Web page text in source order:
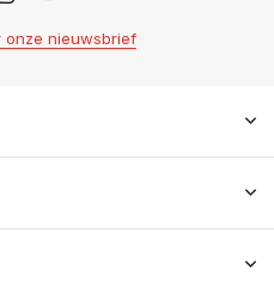
onze nieuwsbrief